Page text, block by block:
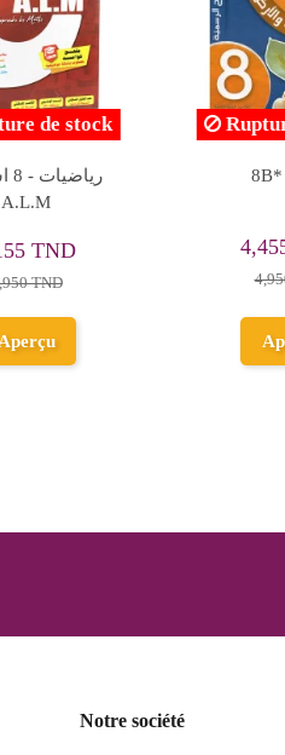
الماسة في الرياضيات -
12,555 TND
Ajouter au
و
Notre société